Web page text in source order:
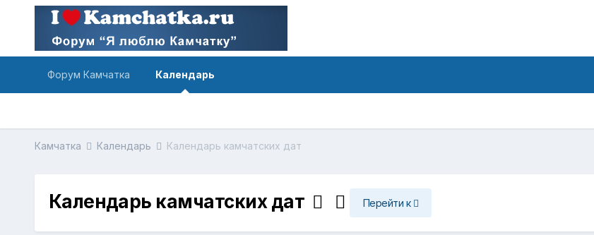
Форум Камчатка Календарь
Камчатка Календарь Календарь камчатских дат
Календарь камчатских дат Перейти к